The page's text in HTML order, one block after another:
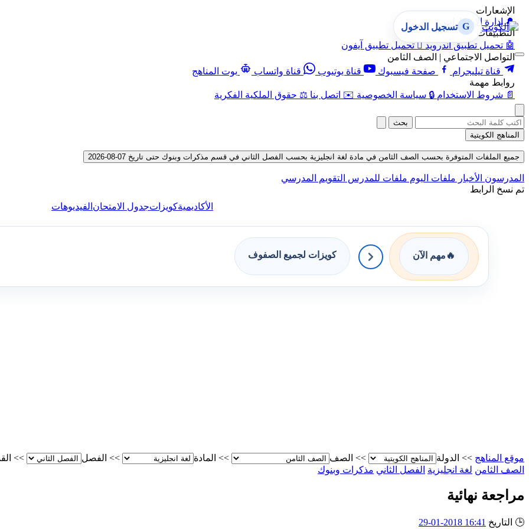
الإشعارات
🔔 إدارة الإشعارات
التطبيقات
🤖 تحميل تطبيق أندرويد  تحميل تطبيق آيفون
التواصل الاجتماعي | الصف الثامن
قناة تيليجرام
صفحة فيسبوك قناة يوتيوب قناة واتساب
بوت المناهج
روابط مهمة
📄 شروط الاستخدام 🔒 سياسة الخصوصية ✉️ اتصل بنا ⚖️ حقوق الملكية الفكرية
G تسجيل الدخول
بحث
المناهج الكويتية
جميع الملفات المتوفرة بحسب الصف الثامن في مادة لغة انجليزية بحسب الفصل الثاني في قسم مذكرات وبنوك حتى تاريخ 07-08-2026
المدرسون الأخبار ملفات اليوم ملفات للمدرس التقويم المدرسي
تم نسخ الرابط
الأكاديميةكويزاتجدول الامتحان الفيديوهات
🔥 مهم الآن كويزات لجميع الصفوف
موقع المناهج >> الدولة >> الصف >> المادة >> الفصل >>
الصف الثامن لغة انجليزية الفصل الثاني مذكرات وبنوك
مراجعة نهائية
🕒 التاريخ 16:41 2018-01-29